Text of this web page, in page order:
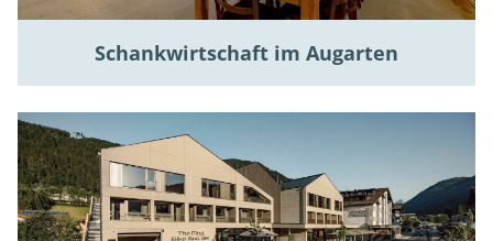
Schankwirtschaft im Augarten